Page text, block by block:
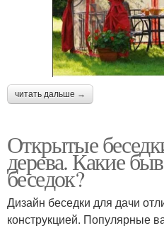
читать дальше →
Открытые
дерева. Какие
беседок?
Дизайн беседки для дачи
конструкцией. Популярные